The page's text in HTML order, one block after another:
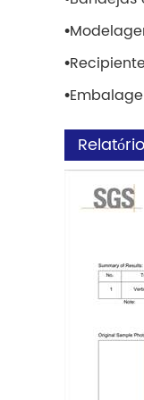
•
•
•